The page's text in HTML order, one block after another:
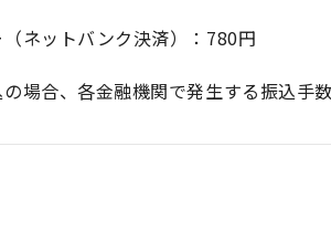
（ネットバンク決済）：780円
場合、各金融機関で発生する振込手